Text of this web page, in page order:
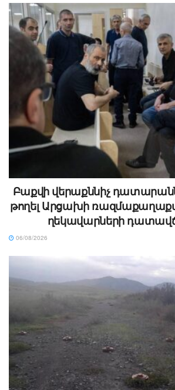
Բաքվի վերաքննիչ
թողել Արցախի
ղեկավարների
06/08/2026